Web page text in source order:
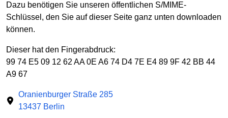
Dazu benötigen Sie unseren öffentlichen S/MIME-
Schlüssel, den Sie auf dieser Seite ganz unten downloaden
können.
Dieser hat den Fingerabdruck:
99 74 E5 09 12 62 AA 0E A6 74 D4 7E E4 89 9F 42 BB 44
A9 67
Oranienburger Straße 285
13437 Berlin